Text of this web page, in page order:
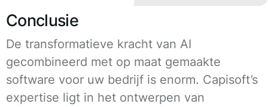
Conclusie
De transformatieve kracht van AI
gecombineerd met op maat gemaakte
software voor uw bedrijf is enorm. Capisoft’s
expertise ligt in het ontwerpen van